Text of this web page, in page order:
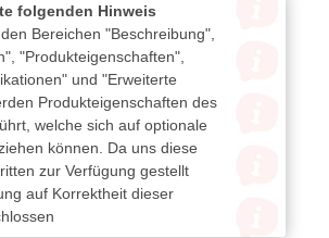
folgenden Hinweis
Bereichen "Beschreibung",
"Produkteigenschaften",
und "Erweiterte
Produkteigenschaften des
welche sich auf optionale
können. Da uns diese
zur Verfügung gestellt
auf Korrektheit dieser